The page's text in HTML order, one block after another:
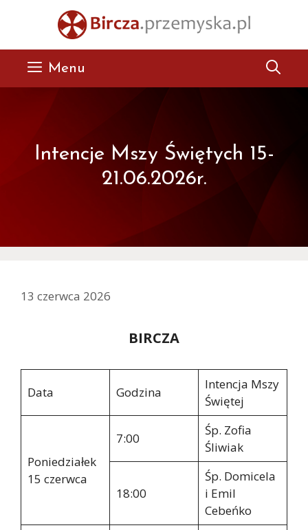
Menu
Intencje Mszy Świętych 15-
21.06.2026r.
13 czerwca 2026
BIRCZA
Data Godzina
Intencja Mszy
Świętej
Poniedziałek
15 czerwca
7:00
Śp. Zofia
Śliwiak
18:00
Śp. Domicela
i Emil
Cebeńko